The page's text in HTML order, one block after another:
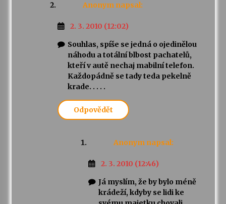
Anonym napsal:
2. 3. 2010 (12:02)
Souhlas, spíše se jedná o ojedinělou
náhodu a totální blbost pachatelů,
kteří v autě nechaj mabilní telefon.
Každopádně se tady teda pekelně
krade. . . . .
Odpovědět
Anonym napsal:
2. 3. 2010 (12:46)
Já myslím, že by bylo méně
krádeží, kdyby se lidi ke